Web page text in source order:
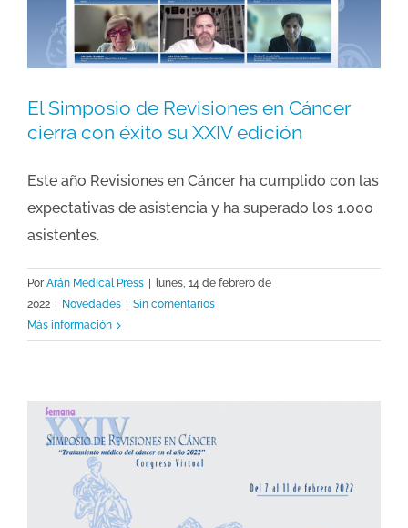
El Simposio de Revisiones en Cáncer
cierra con éxito su XXIV edición
Este año Revisiones en Cáncer ha cumplido con las
expectativas de asistencia y ha superado los 1.000
asistentes.
PorArán Medical Press | lunes, 14 de febrero de
2022 | Novedades | Sin comentarios
Más información